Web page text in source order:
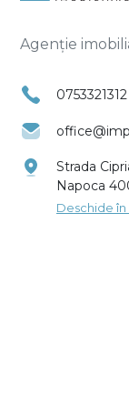
Agenție
0753321312
Strada
Napoca
Deschide